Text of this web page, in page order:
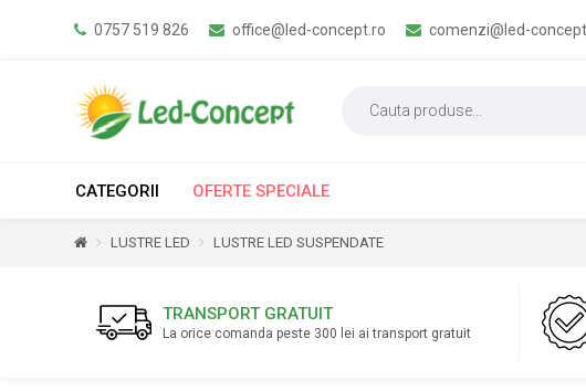
0757 519 826 office@led-concept.ro comenzi@led-
CATEGORII OFERTE SPECIALE
LUSTRE LED LUSTRE LED SUSPENDATE
TRANSPORT GRATUIT
La orice comanda peste 300 lei ai transport gratuit